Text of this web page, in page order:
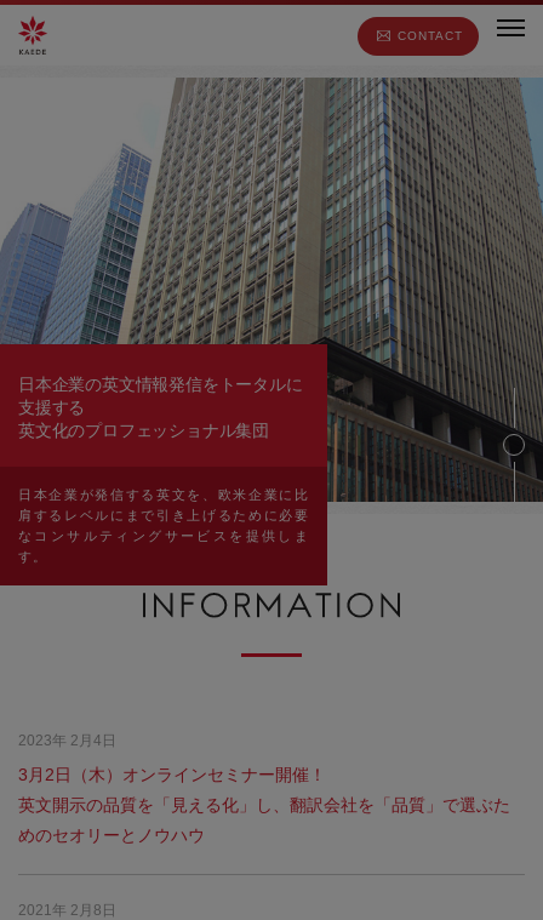
CONTACT
日本企業の英文情報発信をトータルに
支援する
英文化のプロフェッショナル集団
日本企業が発信する英文を、欧米企業に比
肩するレベルにまで引き上げるために必要
なコンサルティングサービスを提供しま
す。
2023年 2月4日
3月2日（木）オンラインセミナー開催！
英文開示の品質を「見える化」し、翻訳会社を「品質」で選ぶた
めのセオリーとノウハウ
2021年 2月8日